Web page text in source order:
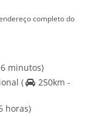
completo do
minutos)
(
250km -
horas)